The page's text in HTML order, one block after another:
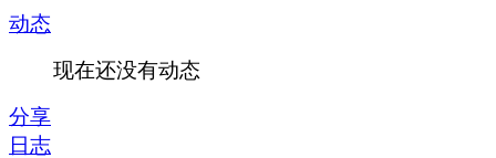
动态
现在还没有动态
分享
日志